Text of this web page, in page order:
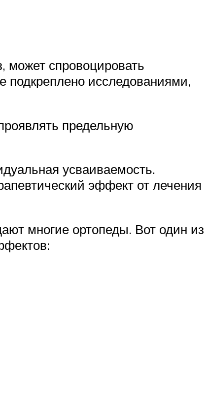
спровоцировать
подкреплено исследованиями,
предельную
усваиваемость.
эффект от лечения
многие ортопеды. Вот один из